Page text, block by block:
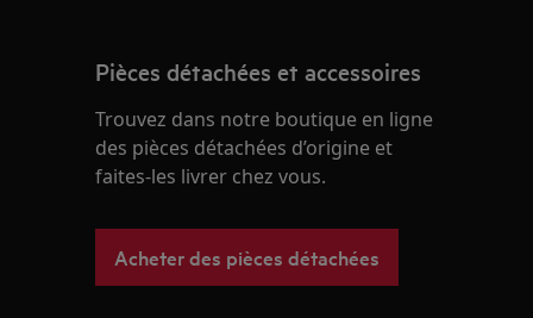
Pièces détachées et accessoires
Trouvez dans notre boutique en ligne
des pièces détachées d’origine et
faites-les livrer chez vous.
Acheter des pièces détachées